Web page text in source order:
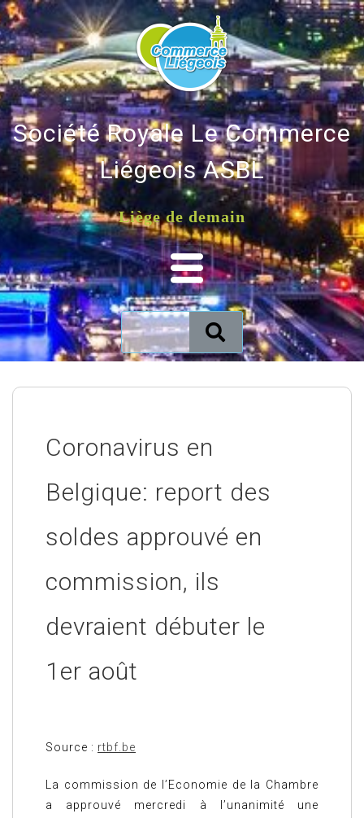
Société Royale Le Commerce
Liégeois ASBL
Liège de demain
Coronavirus en
Belgique: report des
soldes approuvé en
commission, ils
devraient débuter le
1er août
Source : rtbf.be
La commission de l’Economie de la Chambre
a approuvé mercredi à l’unanimité une